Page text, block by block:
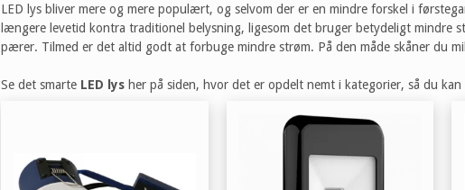
LED lys bliver mere og mere populært, og selvom der er en mindre forskel i
længere levetid kontra traditionel belysning, ligesom det bruger betydeligt mindre
pærer. Tilmed er det altid godt at forbuge mindre strøm. På den måde skåner du
Se det smarte LED lys her på siden, hvor det er opdelt nemt i kategorier, så du